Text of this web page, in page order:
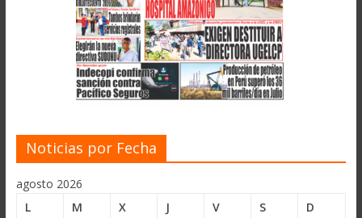
Noticias por Fecha
agosto 2026
L
M X J V S
D